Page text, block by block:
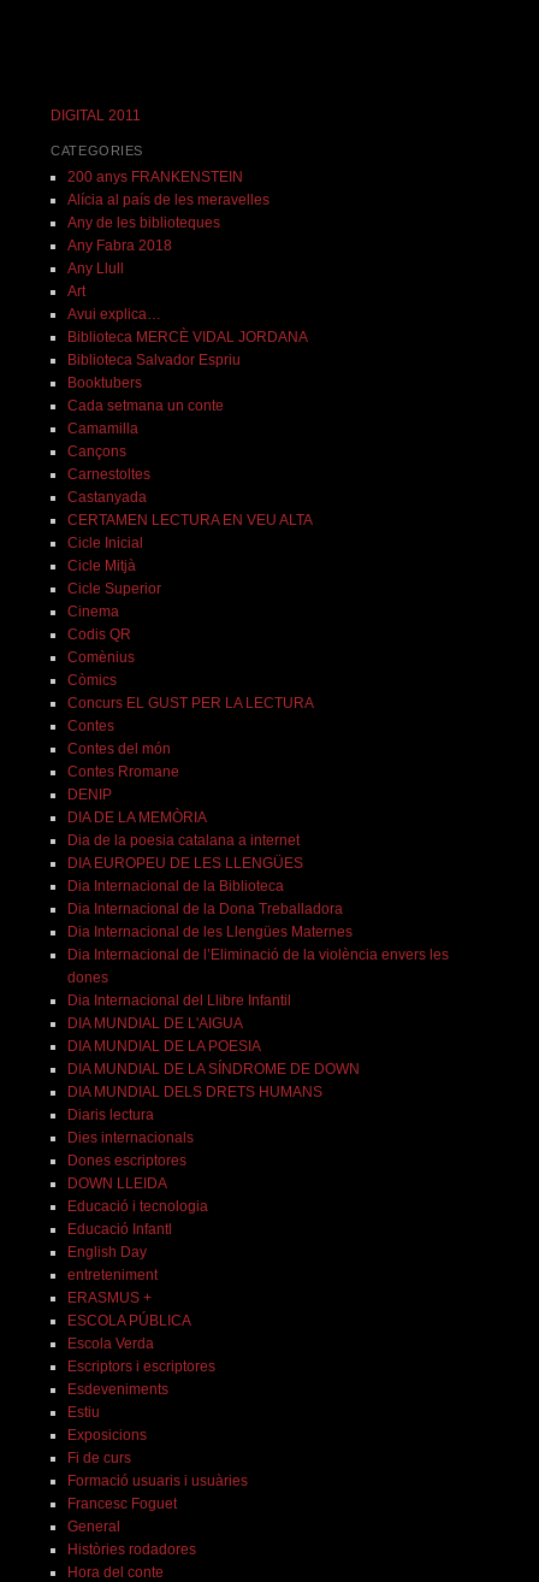
DIGITAL 2011
CATEGORIES
200 anys FRANKENSTEIN
Alícia al país de les meravelles
Any de les biblioteques
Any Fabra 2018
Any Llull
Art
Avui explica…
Biblioteca MERCÈ VIDAL JORDANA
Biblioteca Salvador Espriu
Booktubers
Cada setmana un conte
Camamilla
Cançons
Carnestoltes
Castanyada
CERTAMEN LECTURA EN VEU ALTA
Cicle Inicial
Cicle Mitjà
Cicle Superior
Cinema
Codis QR
Comènius
Còmics
Concurs EL GUST PER LA LECTURA
Contes
Contes del món
Contes Rromane
DENIP
DIA DE LA MEMÒRIA
Dia de la poesia catalana a internet
DIA EUROPEU DE LES LLENGÜES
Dia Internacional de la Biblioteca
Dia Internacional de la Dona Treballadora
Dia Internacional de les Llengües Maternes
Dia Internacional de l’Eliminació de la violència envers les
dones
Dia Internacional del Llibre Infantil
DIA MUNDIAL DE L'AIGUA
DIA MUNDIAL DE LA POESIA
DIA MUNDIAL DE LA SÍNDROME DE DOWN
DIA MUNDIAL DELS DRETS HUMANS
Diaris lectura
Dies internacionals
Dones escriptores
DOWN LLEIDA
Educació i tecnologia
Educació Infantl
English Day
entreteniment
ERASMUS +
ESCOLA PÚBLICA
Escola Verda
Escriptors i escriptores
Esdeveniments
Estiu
Exposicions
Fi de curs
Formació usuaris i usuàries
Francesc Foguet
General
Històries rodadores
Hora del conte